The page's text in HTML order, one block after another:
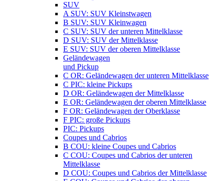
SUV
A SUV: SUV Kleinstwagen
B SUV: SUV Kleinwagen
C SUV: SUV der unteren Mittelklasse
D SUV: SUV der Mittelklasse
E SUV: SUV der oberen Mittelklasse
Geländewagen
und Pickup
C OR: Geländewagen der unteren Mittelklasse
C PIC: kleine Pickups
D OR: Geländewagen der Mittelklasse
E OR: Geländewagen der oberen Mittelklasse
F OR: Geländewagen der Oberklasse
F PIC: große Pickups
PIC: Pickups
Coupes und Cabrios
B COU: kleine Coupes und Cabrios
C COU: Coupes und Cabrios der unteren
Mittelklasse
D COU: Coupes und Cabrios der Mittelklasse